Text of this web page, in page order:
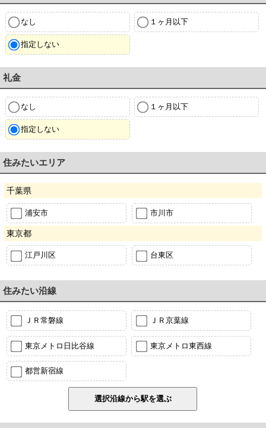
なし １ヶ月以下
指定しない
礼金
なし １ヶ月以下
指定しない
住みたいエリア
千葉県
浦安市 市川市
東京都
江戸川区 台東区
住みたい沿線
ＪＲ常磐線 ＪＲ京葉線
東京メトロ日比谷線 東京メトロ東西線
都営新宿線